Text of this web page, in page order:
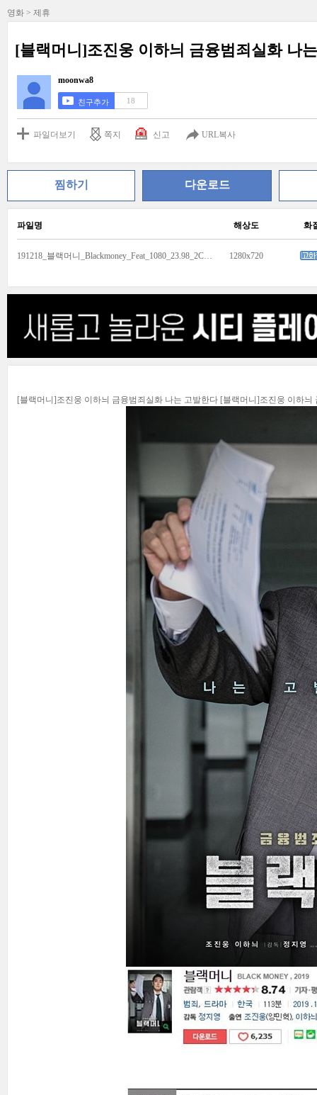
영화 > 제휴
[블랙머니]조진웅 이하늬 금융범죄실화 나
moonwa8
친구추가 18
파일더보기 쪽지 신고 URL복사
찜하기 다운로드
파일명 해상도 화
191218_블랙머니_Blackmoney_Feat_1080_23.98_2CH_KO_3m_movie.mp4 1280x720
[블랙머니]조진웅 이하늬 금융범죄실화 나는 고발한다 [블랙머니]조진웅 이하